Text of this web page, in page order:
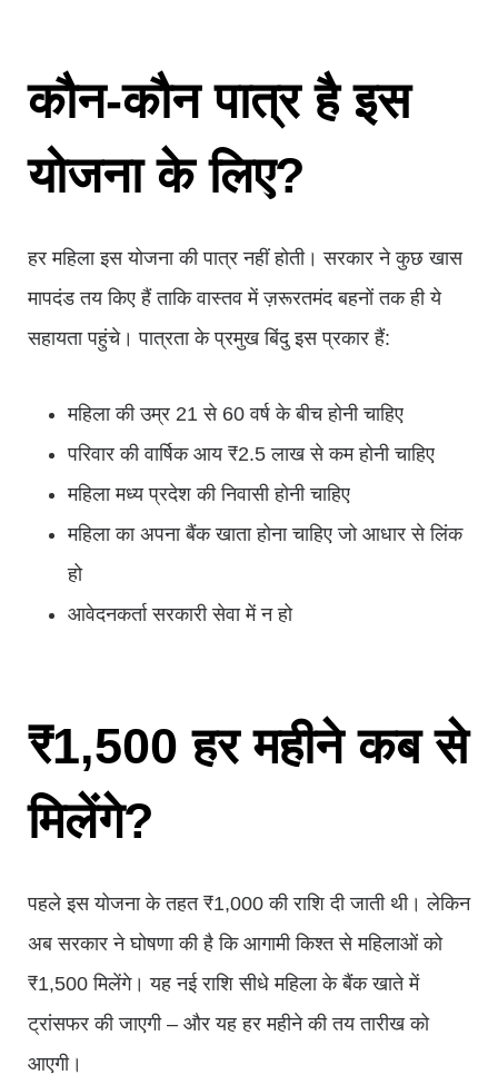
कौन-कौन पात्र है इस
योजना के लिए?
हर महिला इस योजना की पात्र नहीं होती। सरकार ने कुछ खास
मापदंड तय किए हैं ताकि वास्तव में ज़रूरतमंद बहनों तक ही ये
सहायता पहुंचे। पात्रता के प्रमुख बिंदु इस प्रकार हैं:
महिला की उम्र 21 से 60 वर्ष के बीच होनी चाहिए
परिवार की वार्षिक आय ₹2.5 लाख से कम होनी चाहिए
महिला मध्य प्रदेश की निवासी होनी चाहिए
महिला का अपना बैंक खाता होना चाहिए जो आधार से लिंक
हो
आवेदनकर्ता सरकारी सेवा में न हो
₹1,500 हर महीने कब से
मिलेंगे?
पहले इस योजना के तहत ₹1,000 की राशि दी जाती थी। लेकिन
अब सरकार ने घोषणा की है कि आगामी किश्त से महिलाओं को
₹1,500 मिलेंगे। यह नई राशि सीधे महिला के बैंक खाते में
ट्रांसफर की जाएगी – और यह हर महीने की तय तारीख को
आएगी।